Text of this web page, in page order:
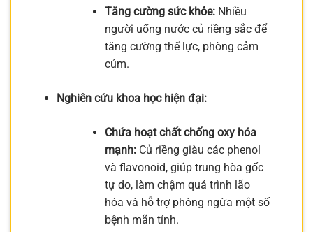
Tăng cường sức khỏe:Nhiều
người uống nước củ riềng sắc để
tăng cường thể lực, phòng cảm
cúm.
Nghiên cứu khoa học hiện đại:
Chứa hoạt chất chống oxy hóa
mạnh:Củ riềng giàu các phenol
và flavonoid, giúp trung hòa gốc
tự do, làm chậm quá trình lão
hóa và hỗ trợ phòng ngừa một số
bệnh mãn tính.